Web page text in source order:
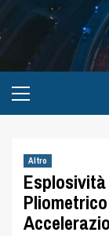
Altro
Esplosività